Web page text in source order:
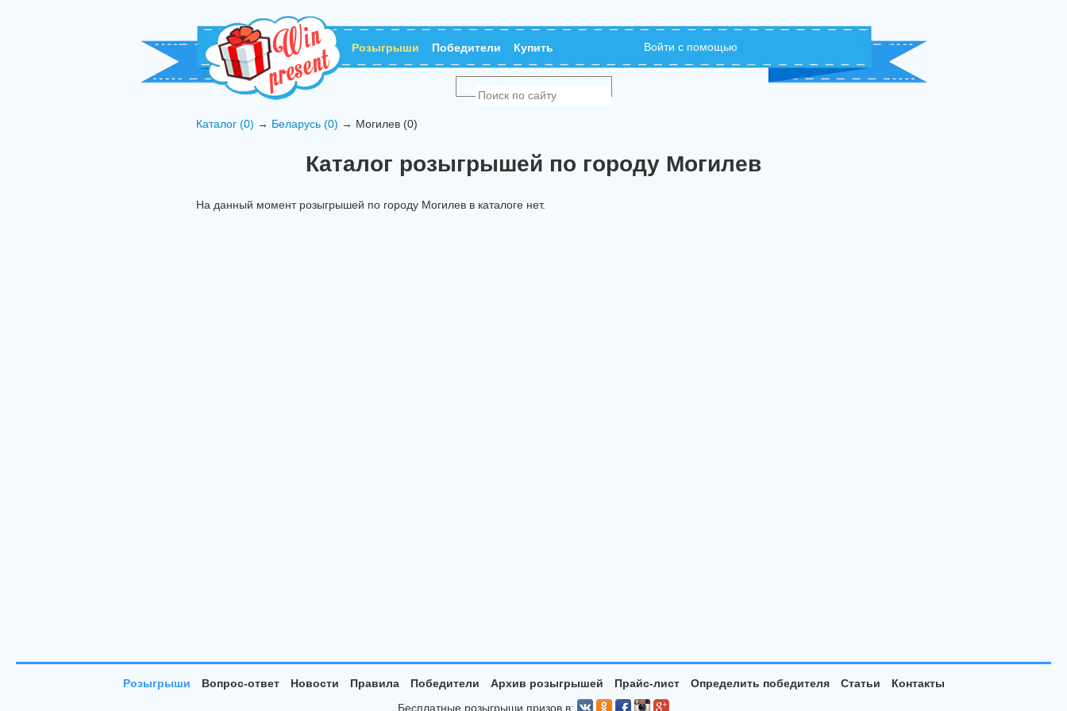
Розыгрыши Победители Купить Войти с помощью
Каталог (0) → Беларусь (0) → Могилев (0)
Каталог розыгрышей по городу Могилев
На данный момент розыгрышей по городу Могилев в каталоге нет.
Розыгрыши Вопрос-ответ Новости Правила Победители Архив розыгрышей Прайс-лист Определить победителя Статьи
Контакты
Бесплатные розыгрыши призов в: